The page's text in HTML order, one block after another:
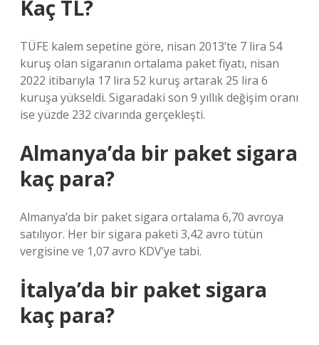
Kaç TL?
TÜFE kalem sepetine göre, nisan 2013’te 7 lira 54
kuruş olan sigaranın ortalama paket fiyatı, nisan
2022 itibarıyla 17 lira 52 kuruş artarak 25 lira 6
kuruşa yükseldi. Sigaradaki son 9 yıllık değişim oranı
ise yüzde 232 civarında gerçekleşti.
Almanya’da bir paket sigara
kaç para?
Almanya’da bir paket sigara ortalama 6,70 avroya
satılıyor. Her bir sigara paketi 3,42 avro tütün
vergisine ve 1,07 avro KDV’ye tabi.
İtalya’da bir paket sigara
kaç para?